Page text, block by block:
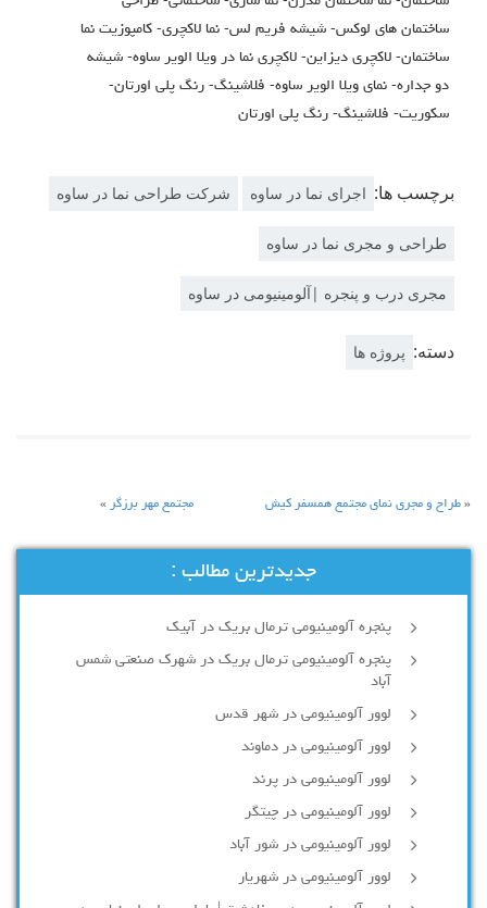
ساختمان های لوکس- شیشه فریم لس- نما لاکچری- کامپوزیت نما
ساختمان- لاکچری دیزاین- لاکچری نما در ویلا الویر ساوه- شیشه
دو جداره- نمای ویلا الویر ساوه- فلاشینگ- رنگ پلی اورتان-
سکوریت- فلاشینگ- رنگ پلی اورتان
برچسب ها: اجرای نما در ساوه شرکت طراحی نما در ساوه
طراحی و مجری نما در ساوه
مجری درب و پنجره |آلومینیومی در ساوه
دسته: پروژه ها
« طراح و مجری نمای مجتمع همسفر کیش مجتمع مهر برزگر »
جدیدترین مطالب :
پنجره آلومینیومی ترمال بریک در آبیک
پنجره آلومینیومی ترمال بریک در شهرک صنعتی شمس
آباد
لوور آلومینیومی در شهر قدس
لوور آلومینیومی در دماوند
لوور آلومینیومی در پرند
لوور آلومینیومی در چیتگر
لوور آلومینیومی در شور آباد
لوور آلومينيومي در شهريار